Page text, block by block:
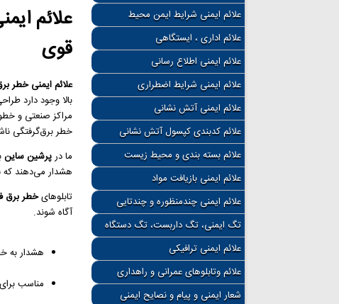
علائم ایمنی شرایط ایمن محیط
علائم اداری ، ایستگاهی
علائم ایمنی اطلاع رسانی
علائم ایمنی شرایط اضطراری
علائم ایمنی آتش نشانی
علائم کدبندی کپسول آتش نشانی
علائم بسته بندی و محیط زیست
علائم ایمنی بازیافت مواد
علائم ایمنی چندمنظوره و چندتایی
تگ ایمنی، تگ داربست، تگ دستگاه
علائم ایمنی ترافیکی
علائم وتابلوهای عمرانی و راهداری
شعار ایمنی و پیام و نصایح ایمنی
علائم
قوی
علائم ایمنی خطر
بالا وجود دارد
مراکز صنعتی و
خطر برق‌گرفتگی
ما درپرشین ساین
هشدار می‌دهند که
تابلوهایخطر برق
آگاه شوند.
هشدار به
مناسب